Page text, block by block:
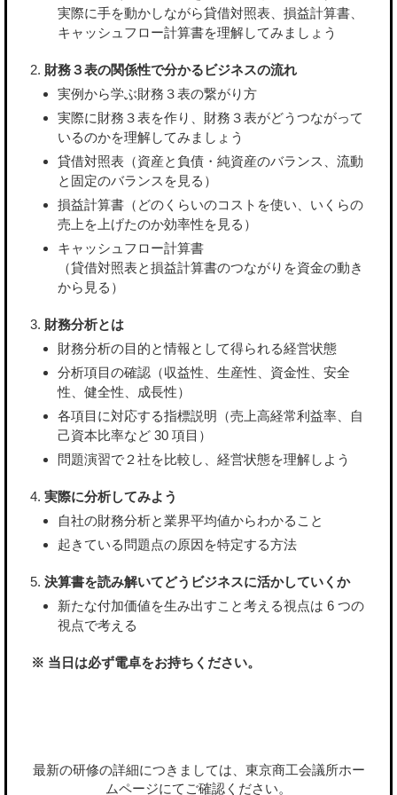
実際に手を動かしながら貸借対照表、損益計算書、
キャッシュフロー計算書を理解してみましょう
財務３表の関係性で分かるビジネスの流れ
実例から学ぶ財務３表の繋がり方
実際に財務３表を作り、財務３表がどうつながって
いるのかを理解してみましょう
貸借対照表（資産と負債・純資産のバランス、流動
と固定のバランスを見る）
損益計算書（どのくらいのコストを使い、いくらの
売上を上げたのか効率性を見る）
キャッシュフロー計算書
（貸借対照表と損益計算書のつながりを資金の動き
から見る）
財務分析とは
財務分析の目的と情報として得られる経営状態
分析項目の確認（収益性、生産性、資金性、安全
性、健全性、成長性）
各項目に対応する指標説明（売上高経常利益率、自
己資本比率など 30 項目）
問題演習で２社を比較し、経営状態を理解しよう
実際に分析してみよう
自社の財務分析と業界平均値からわかること
起きている問題点の原因を特定する方法
決算書を読み解いてどうビジネスに活かしていくか
新たな付加価値を生み出すこと考える視点は 6 つの
視点で考える
※ 当日は必ず電卓をお持ちください。
最新の研修の詳細につきましては、東京商工会議所ホー
ムページにてご確認ください。